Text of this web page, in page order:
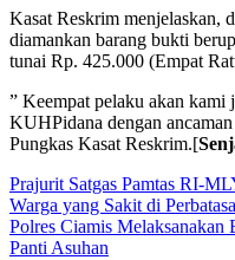
Kasat Reskrim menjelaskan,
diamankan barang bukti
tunai Rp. 425.000 (Empat
” Keempat pelaku akan kami
KUHPidana dengan
Pungkas Kasat Reskrim.[
Navigasi
pos
Prajurit Satgas Pamtas RI-
Warga yang Sakit di
Polres Ciamis
Panti Asuhan